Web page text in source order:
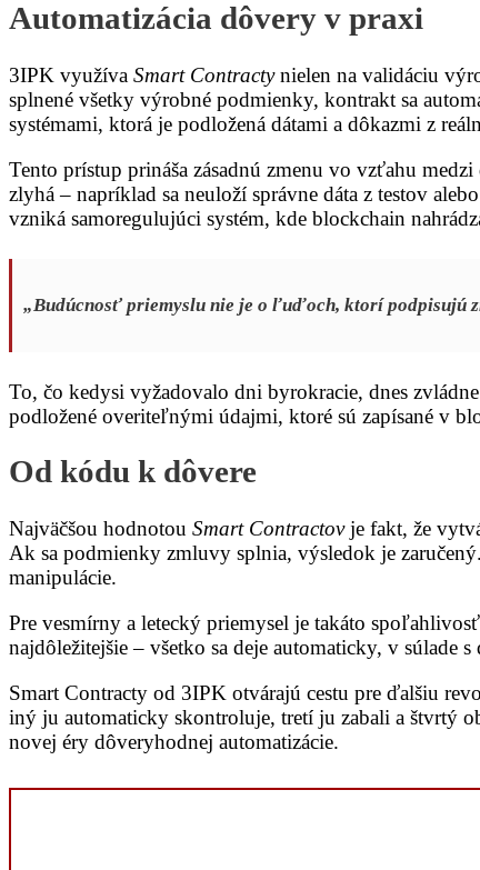
Automatizácia dôvery v praxi
3IPK využíva Smart Contractynielen na validáciu
splnené všetky výrobné podmienky, kontrakt sa
systémami, ktorá je podložená dátami a dôkazmi z
Tento prístup prináša zásadnú zmenu vo vzťahu
zlyhá – napríklad sa neuloží správne dáta z testov
vzniká samoregulujúci systém, kde blockchain
„Budúcnosť priemyslu nie je o ľuďoch, ktorí podpisujú
To, čo kedysi vyžadovalo dni byrokracie, dnes
podložené overiteľnými údajmi, ktoré sú zapísané v
Od kódu k dôvere
Najväčšou hodnotou Smart Contractovje fakt, že
Ak sa podmienky zmluvy splnia, výsledok je
manipulácie.
Pre vesmírny a letecký priemysel je takáto
najdôležitejšie – všetko sa deje automaticky, v súlade
Smart Contracty od 3IPK otvárajú cestu pre ďalšiu
iný ju automaticky skontroluje, tretí ju zabali a štvrtý
novej éry dôveryhodnej automatizácie.